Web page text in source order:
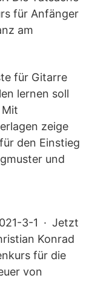
für Anfänger
am
für Gitarre
lernen soll
zeige
den Einstieg
und
3-1 · Jetzt
Konrad
für die
von